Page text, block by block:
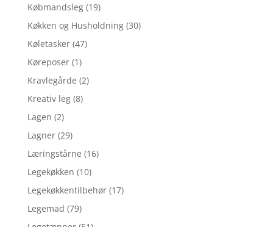
Købmandsleg (19)
Køkken og Husholdning (30)
Køletasker (47)
Køreposer (1)
Kravlegårde (2)
Kreativ leg (8)
Lagen (2)
Lagner (29)
Læringstårne (16)
Legekøkken (10)
Legekøkkentilbehør (17)
Legemad (79)